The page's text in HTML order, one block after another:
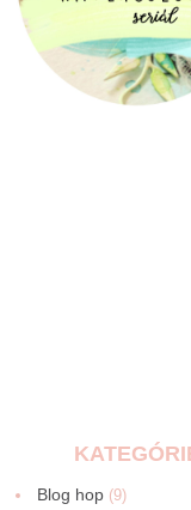
Blog hop (9)